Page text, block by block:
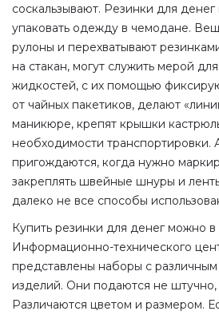
соскальзывают. Резинки для
упаковать одежду в чемодане.
рулоны и перехватывают
на стакан, могут служить мерой
жидкостей, с их помощью
от чайных пакетиков, делают
маникюре, крепят крышки
необходимости транспортировки.
пригождаются, когда нужно
закреплять швейные шнуры и
далеко не все способы
Купить резинки для денег можно
Информационно-технического
представлены наборы с
изделий. Они подаются не штучно,
Различаются цветом и размером.